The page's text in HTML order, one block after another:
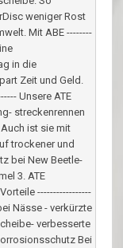
weniger Rost
Mit ABE --------
in die
Zeit und Geld.
Unsere ATE
streckenrennen
ist sie mit
trockener und
bei New Beetle-
3. ATE
-----------------
Nässe - verkürzte
verbesserte
Bei